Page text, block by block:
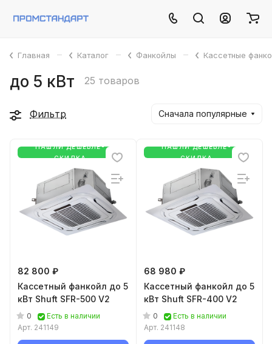
Главная – Каталог – Фанкойлы – Кассетные
до 5 кВт 25 товаров
Фильтр Сначала популярные
НАШЛИ ДЕШЕВЛЕ-
СКИДКА
82 800 ₽
Кассетный фанкойл до 5
кВт Shuft SFR-500 V2
0
Есть в наличии
Арт. 241149
НАШЛИ ДЕШЕВЛЕ-
СКИДКА
68 980 ₽
Кассетный фанкойл до 5
кВт Shuft SFR-400 V2
0
Есть в наличии
Арт. 241148